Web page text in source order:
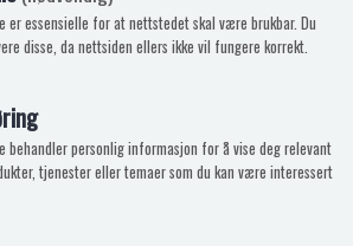
er essensielle for at nettstedet skal være brukbar. Du
disse, da nettsiden ellers ikke vil fungere korrekt.
behandler personlig informasjon for å vise deg relevant
tjenester eller temaer som du kan være interessert